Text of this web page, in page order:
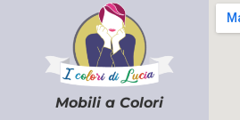
Mobili a Colori